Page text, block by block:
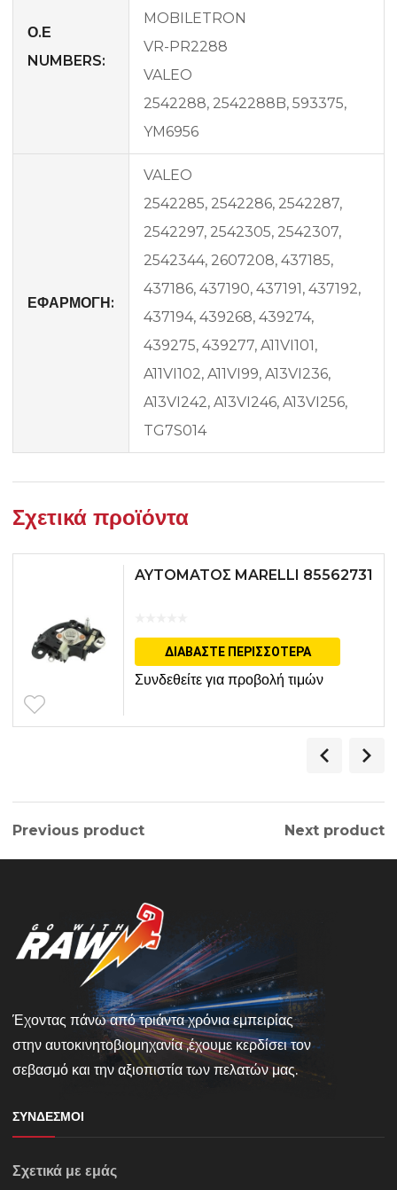
Ο.Ε
NUMBERS:
MOBILETRON
VR-PR2288
VALEO
2542288, 2542288B, 593375,
YM6956
ΕΦΑΡΜΟΓΗ:
VALEO
2542285, 2542286, 2542287,
2542297, 2542305, 2542307,
2542344, 2607208, 437185,
437186, 437190, 437191, 437192,
437194, 439268, 439274,
439275, 439277, A11VI101,
A11VI102, A11VI99, A13VI236,
A13VI242, A13VI246, A13VI256,
TG7S014
Σχετικά προϊόντα
AYTOMATOΣ MARELLI 85562731
ΔΙΑΒΆΣΤΕ ΠΕΡΙΣΣΌΤΕΡΑ
Συνδεθείτε για προβολή τιμών
Previous product Next product
Έχοντας πάνω από τριάντα χρόνια εμπειρίας
στην αυτοκινητοβιομηχανία ,έχουμε κερδίσει τον
σεβασμό και την αξιοπιστία των πελατών μας.
ΣΎΝΔΕΣΜΟΙ
Σχετικά με εμάς